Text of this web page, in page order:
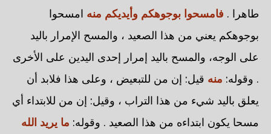
طاهرا . فامسحوا بوجوهكم وأيديكم منه امسحوا
بوجوهكم يعني من هذا الصعيد ، والمسح الإمرار باليد
على الوجه، والمسح باليد إمرار إحدى اليدين على الأخرى
. وقوله: منه قيل: إن من للتبعيض ، وعلى هذا فلابد أن
يعلق باليد شيء من هذا التراب ، وقيل: إن من للابتداء أي
مسحا يكون ابتداءه من هذا الصعيد . وقوله: ما يريد الله